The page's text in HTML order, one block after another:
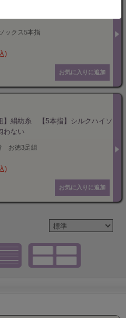
ルクハイソックス むれない匂わ
ックス5本指
)
】絹紡糸 【5本指】シルクハイソ
わない
お徳3足組
)